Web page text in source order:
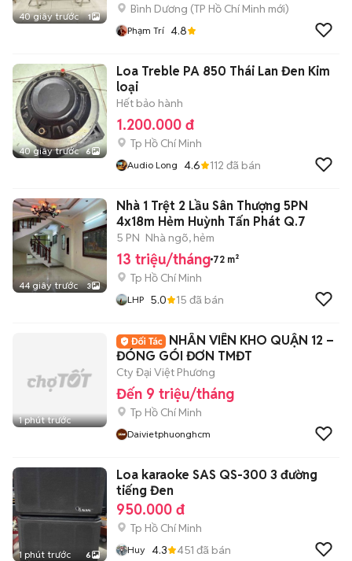
40 giây trước 1
Bình Dương (TP Hồ Chí Minh mới)
Phạm Trí 4.8
40 giây trước 6
Loa Treble PA 850 Thái Lan Đen Kim
loại
Hết bảo hành
1.200.000 đ
Tp Hồ Chí Minh
Audio Long 4.6 112 đã bán
44 giây trước 3
Nhà 1 Trệt 2 Lầu Sân Thượng 5PN
4x18m Hẻm Huỳnh Tấn Phát Q.7
5 PN Nhà ngõ, hẻm
13 triệu/tháng 72 m²
Tp Hồ Chí Minh
LHP 5.0 15 đã bán
1 phút trước
NHÂN VIÊN KHO QUẬN 12 –
ĐÓNG GÓI ĐƠN TMĐT
Cty Đại Việt Phương
Đến 9 triệu/tháng
Tp Hồ Chí Minh
Daivietphuonghcm
1 phút trước 6
Loa karaoke SAS QS-300 3 đường
tiếng Đen
950.000 đ
Tp Hồ Chí Minh
Huy 4.3 451 đã bán